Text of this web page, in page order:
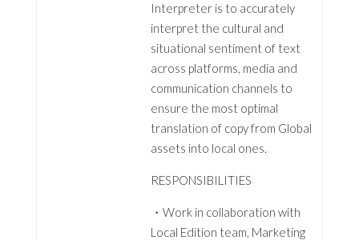
Interpreter is to accurately
interpret the cultural and
situational sentiment of text
across platforms, media and
communication channels to
ensure the most optimal
translation of copy from Global
assets into local ones.
RESPONSIBILITIES
・Work in collaboration with
Local Edition team, Marketing